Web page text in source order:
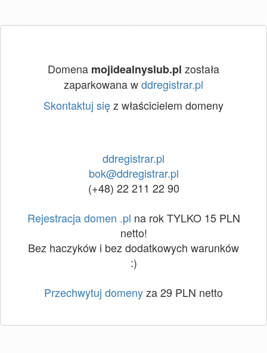
Domena mojidealnyslub.pl została
zaparkowana wddregistrar.pl
Skontaktuj sięz właścicielem domeny
ddregistrar.pl
bok@ddregistrar.pl
(+48) 22 211 22 90
Rejestracja domen .pl na rok TYLKO 15 PLN
netto!
Bez haczyków i bez dodatkowych warunków
:)
Przechwytuj domenyza 29 PLN netto